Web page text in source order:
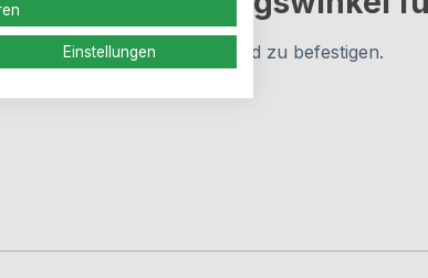
Anbautische an der Wand zu befestigen.
Einstellungen